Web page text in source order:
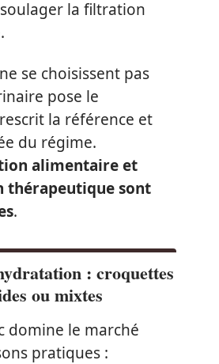
la filtration
se choisissent pas
pose le
la référence et
du régime.
alimentaire et
thérapeutique sont
.
: croquettes
ou mixtes
domine le marché
pratiques :